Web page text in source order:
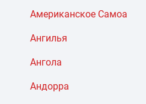
Американское Самоа
Ангилья
Ангола
Андорра